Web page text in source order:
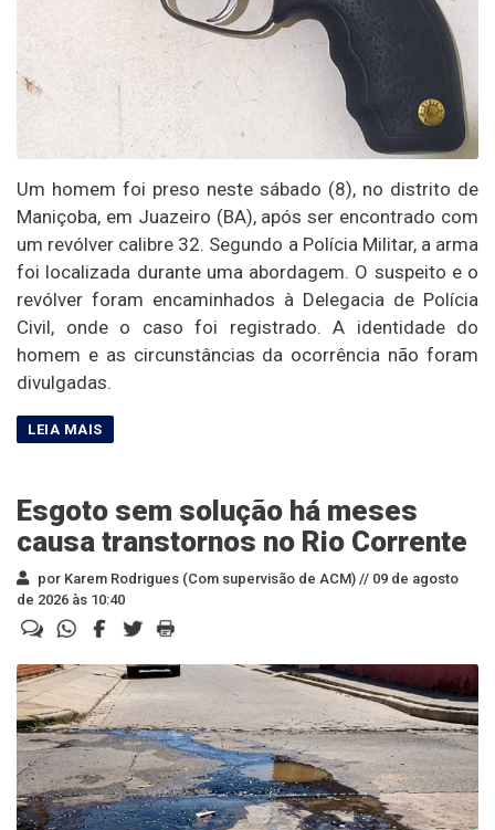
Um homem foi preso neste sábado (8), no distrito de
Maniçoba, em Juazeiro (BA), após ser encontrado com
um revólver calibre 32. Segundo a Polícia Militar, a arma
foi localizada durante uma abordagem. O suspeito e o
revólver foram encaminhados à Delegacia de Polícia
Civil, onde o caso foi registrado. A identidade do
homem e as circunstâncias da ocorrência não foram
divulgadas.
Esgoto sem solução há meses
causa transtornos no Rio Corrente
por Karem Rodrigues (Com supervisão de ACM) // 09 de agosto
de 2026 às 10:40